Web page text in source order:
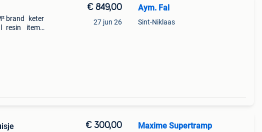
brand keter
resin item
€ 849,00
27 jun 26
Aym. Fal
Sint-Niklaas
€ 300,00 Maxime Supertramp